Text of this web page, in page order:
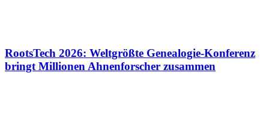
RootsTech 2026: Weltgrößte Genealogie-Konferenz
bringt Millionen Ahnenforscher zusammen